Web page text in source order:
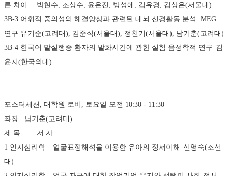
른 차이	박현수, 조상수, 윤은진, 방성애, 김유경, 김상은(서울대)
3B-3	어휘적 중의성의 해결양상과 관련된 대뇌 신경활동 분석: MEG
연구	유기순(고려대), 김준식(서울대), 정천기(서울대), 남기춘(고려대)
3B-4	한국어 말실행증 환자의 발화시간에 관한 실험 음성학적 연구	김
윤지(한국외대)
포스터세션, 대학원 로비, 토요일 오전 10:30 - 11:30
좌장 : 남기춘(고려대)
제 목	저 자
1 인지심리학	얼굴표정해석을 이용한 유아의 정서이해	신영숙(조선
대)